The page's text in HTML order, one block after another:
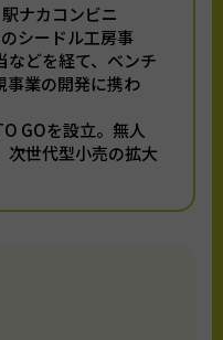
ナカコンビニ
シードル工房事
などを経て、ベンチ
事業の開発に携わ
GOを設立。無人
次世代型小売の拡大